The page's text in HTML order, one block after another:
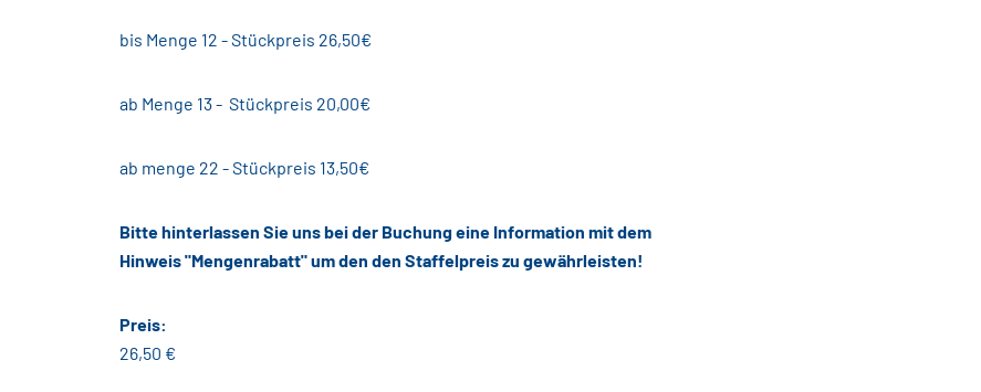
bis Menge 12 - Stückpreis 26,50€
ab Menge 13 - Stückpreis 20,00€
ab menge 22 - Stückpreis 13,50€
Bitte hinterlassen Sie uns bei der Buchung eine Information mit dem
Hinweis "Mengenrabatt" um den den Staffelpreis zu gewährleisten!
Preis:
26,50 €